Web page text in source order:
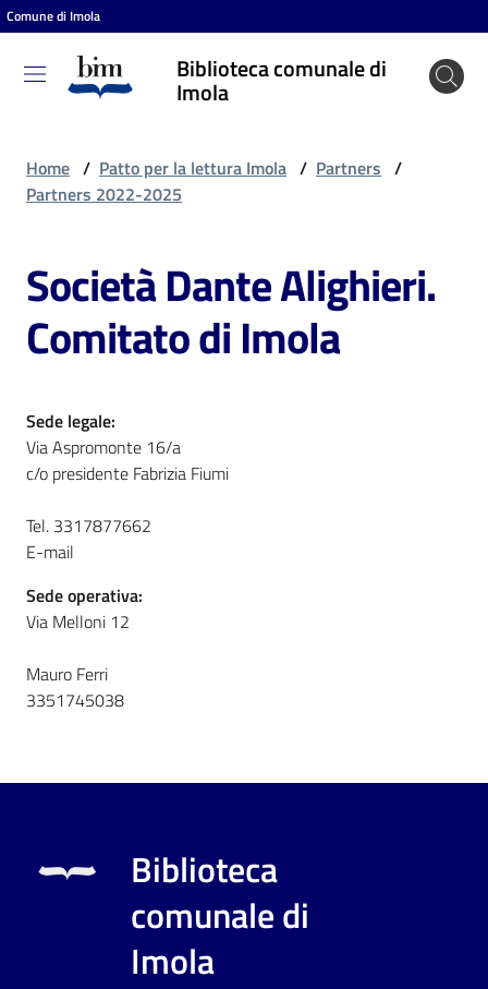
Vai al contenuto
Vai alla navigazione
Vai al footer
Comune di Imola
Biblioteca comunale di
Imola
Biblioteca
comunale
Cosa
puoi
Scopri
contenuti
Risorse
online
Archivio
Home / Patto per la lettura Imola / Partners /
Partners 2022-2025
Società Dante Alighieri.
Comitato di Imola
Sede legale:
Via Aspromonte 16/a
c/o presidente Fabrizia Fiumi
Tel. 3317877662
E-mail
Sede operativa:
Via Melloni 12
Mauro Ferri
3351745038
Biblioteca
comunale di
Imola